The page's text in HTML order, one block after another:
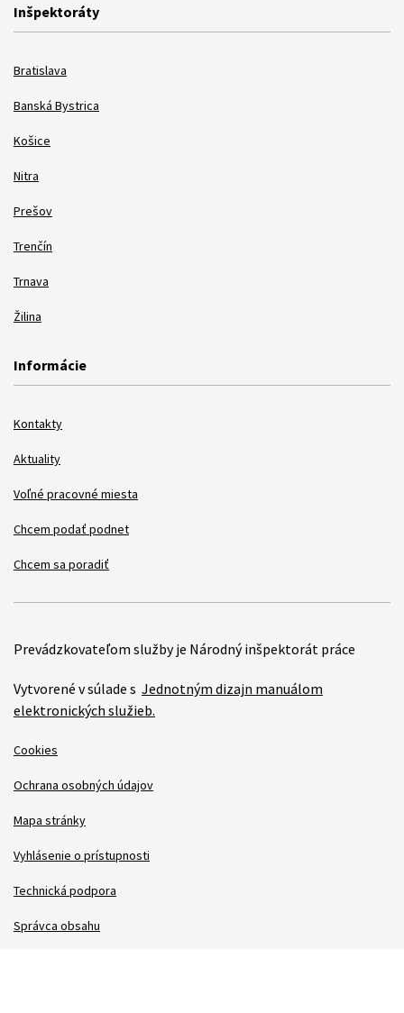
Inšpektoráty
Bratislava
Banská Bystrica
Košice
Nitra
Prešov
Trenčín
Trnava
Žilina
Informácie
Kontakty
Aktuality
Voľné pracovné miesta
Chcem podať podnet
Chcem sa poradiť
Prevádzkovateľom služby je Národný inšpektorát práce
Vytvorené v súlade s Jednotným dizajn manuálom
elektronických služieb.
Cookies
Ochrana osobných údajov
Mapa stránky
Vyhlásenie o prístupnosti
Technická podpora
Správca obsahu